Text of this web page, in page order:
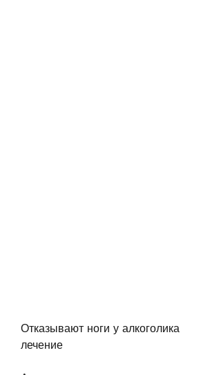
Отказывают ноги у алкоголика
лечение